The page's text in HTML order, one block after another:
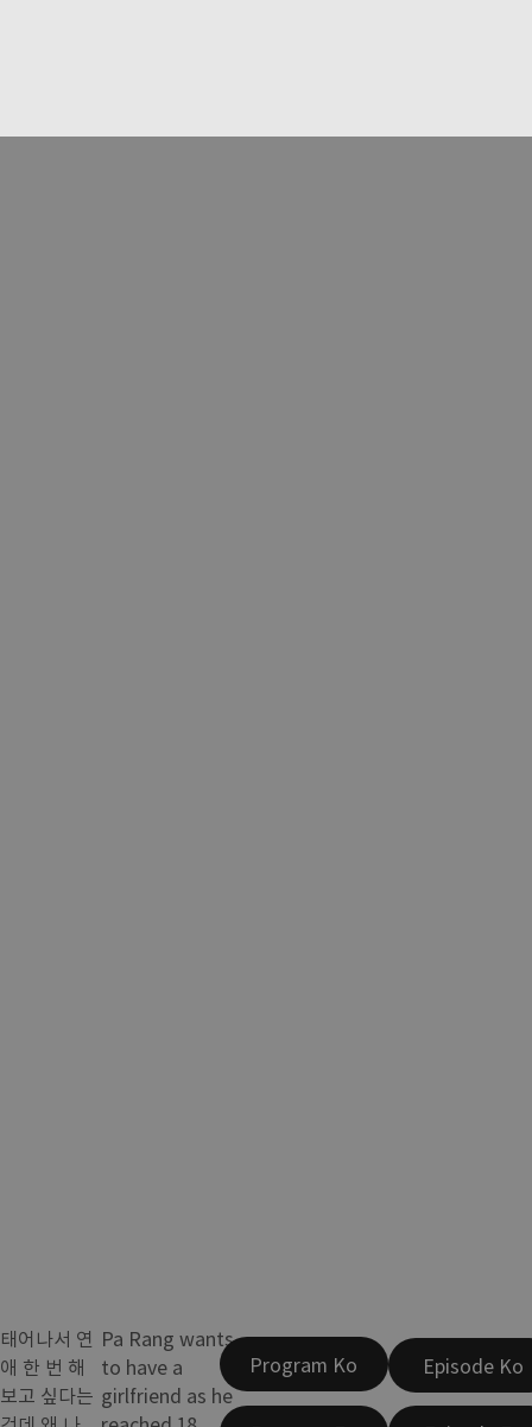
태어나서 연
애 한 번 해
보고 싶다는
Pa Rang wants
to have a
girlfriend as he
Program Ko Episode Ko